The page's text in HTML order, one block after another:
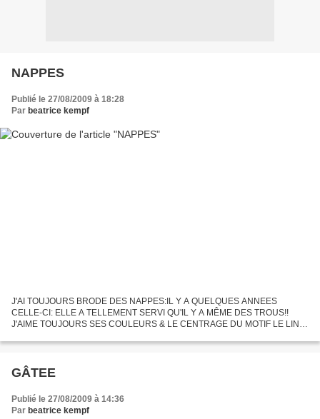
NAPPES
Publié le 27/08/2009 à 18:28
Par beatrice kempf
J'AI TOUJOURS BRODE DES NAPPES:IL Y A QUELQUES ANNEES
CELLE-CI: ELLE A TELLEMENT SERVI QU'IL Y A MÊME DES TROUS!!
J'AIME TOUJOURS SES COULEURS & LE CENTRAGE DU MOTIF LE LIN
LAVAGES. BEAUX FRUITS EXOTIQUES....
GÂTEE
Publié le 27/08/2009 à 14:36
Par beatrice kempf